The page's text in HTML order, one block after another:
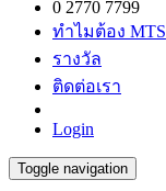
0 2770 7799
ทำไมต้อง MTS
รางวัล
ติดต่อเรา
Login
Toggle navigation